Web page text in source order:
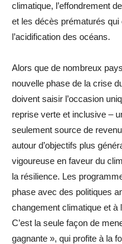
climatique, l’effondrement
et les décès prématurés
l’acidification des océans.
Alors que de nombreux
nouvelle phase de la crise
doivent saisir l’occasion
reprise verte et inclusive –
seulement source de
autour d’objectifs plus
vigoureuse en faveur du
la résilience. Les
phase avec des politiques
changement climatique et à
C’est la seule façon de
gagnante », qui profite à la